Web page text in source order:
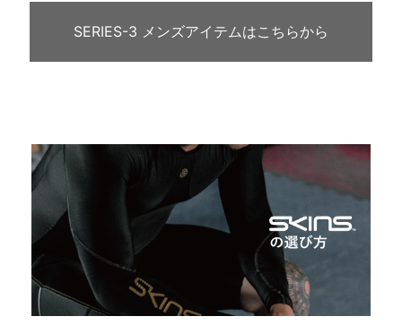
SERIES-3 メンズアイテムはこちらから